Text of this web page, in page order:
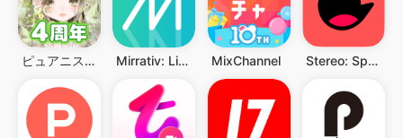
ピュアニスタ 大人も楽しめるアバターきせかえアプリ Mirrativ: Live Stream Games MixChannel Stereo: Speak Up & Share